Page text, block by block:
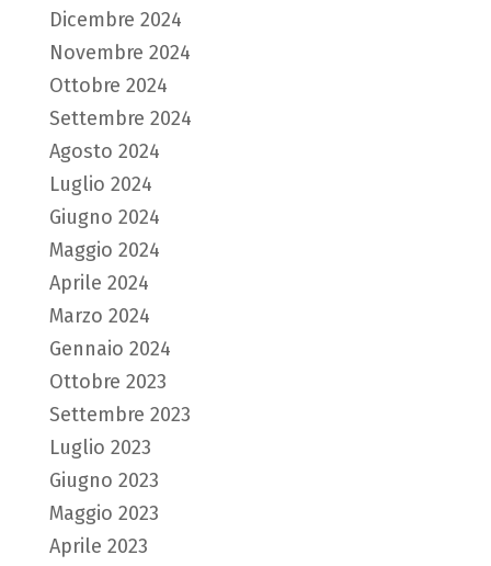
Dicembre 2024
Novembre 2024
Ottobre 2024
Settembre 2024
Agosto 2024
Luglio 2024
Giugno 2024
Maggio 2024
Aprile 2024
Marzo 2024
Gennaio 2024
Ottobre 2023
Settembre 2023
Luglio 2023
Giugno 2023
Maggio 2023
Aprile 2023